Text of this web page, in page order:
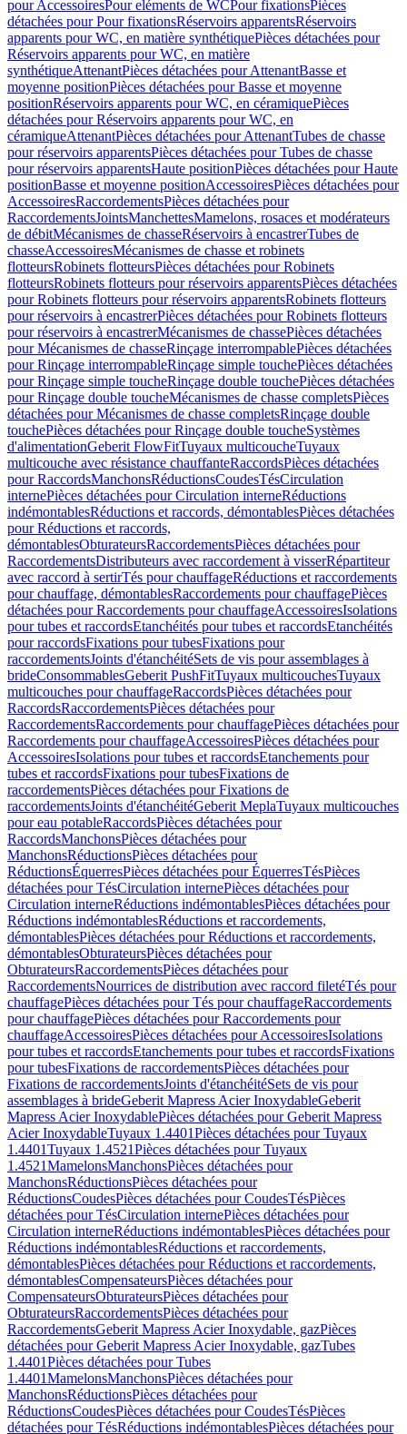
pour AccessoiresPour eléments de WCPour fixationsPièces
détachées pour Pour fixationsRéservoirs apparentsRéservoirs
apparents pour WC, en matière synthétiquePièces détachées pour
Réservoirs apparents pour WC, en matière
synthétiqueAttenantPièces détachées pour AttenantBasse et
moyenne positionPièces détachées pour Basse et moyenne
positionRéservoirs apparents pour WC, en céramiquePièces
détachées pour Réservoirs apparents pour WC, en
céramiqueAttenantPièces détachées pour AttenantTubes de chasse
pour réservoirs apparentsPièces détachées pour Tubes de chasse
pour réservoirs apparentsHaute positionPièces détachées pour Haute
positionBasse et moyenne positionAccessoiresPièces détachées pour
AccessoiresRaccordementsPièces détachées pour
RaccordementsJointsManchettesMamelons, rosaces et modérateurs
de débitMécanismes de chasseRéservoirs à encastrerTubes de
chasseAccessoiresMécanismes de chasse et robinets
flotteursRobinets flotteursPièces détachées pour Robinets
flotteursRobinets flotteurs pour réservoirs apparentsPièces détachées
pour Robinets flotteurs pour réservoirs apparentsRobinets flotteurs
pour réservoirs à encastrerPièces détachées pour Robinets flotteurs
pour réservoirs à encastrerMécanismes de chassePièces détachées
pour Mécanismes de chasseRinçage interrompablePièces détachées
pour Rinçage interrompableRinçage simple touchePièces détachées
pour Rinçage simple toucheRinçage double touchePièces détachées
pour Rinçage double toucheMécanismes de chasse completsPièces
détachées pour Mécanismes de chasse completsRinçage double
touchePièces détachées pour Rinçage double toucheSystèmes
d'alimentationGeberit FlowFitTuyaux multicoucheTuyaux
multicouche avec résistance chauffanteRaccordsPièces détachées
pour RaccordsManchonsRéductionsCoudesTésCirculation
internePièces détachées pour Circulation interneRéductions
indémontablesRéductions et raccords, démontablesPièces détachées
pour Réductions et raccords,
démontablesObturateursRaccordementsPièces détachées pour
RaccordementsDistributeurs avec raccordement à visserRépartiteur
avec raccord à sertirTés pour chauffageRéductions et raccordements
pour chauffage, démontablesRaccordements pour chauffagePièces
détachées pour Raccordements pour chauffageAccessoiresIsolations
pour tubes et raccordsEtanchéités pour tubes et raccordsEtanchéités
pour raccordsFixations pour tubesFixations pour
raccordementsJoints d'étanchéitéSets de vis pour assemblages à
brideConsommablesGeberit PushFitTuyaux multicouchesTuyaux
multicouches pour chauffageRaccordsPièces détachées pour
RaccordsRaccordementsPièces détachées pour
RaccordementsRaccordements pour chauffagePièces détachées pour
Raccordements pour chauffageAccessoiresPièces détachées pour
AccessoiresIsolations pour tubes et raccordsEtanchements pour
tubes et raccordsFixations pour tubesFixations de
raccordementsPièces détachées pour Fixations de
raccordementsJoints d'étanchéitéGeberit MeplaTuyaux multicouches
pour eau potableRaccordsPièces détachées pour
RaccordsManchonsPièces détachées pour
ManchonsRéductionsPièces détachées pour
RéductionsÉquerresPièces détachées pour ÉquerresTésPièces
détachées pour TésCirculation internePièces détachées pour
Circulation interneRéductions indémontablesPièces détachées pour
Réductions indémontablesRéductions et raccordements,
démontablesPièces détachées pour Réductions et raccordements,
démontablesObturateursPièces détachées pour
ObturateursRaccordementsPièces détachées pour
RaccordementsNourrices de distribution avec raccord filetéTés pour
chauffagePièces détachées pour Tés pour chauffageRaccordements
pour chauffagePièces détachées pour Raccordements pour
chauffageAccessoiresPièces détachées pour AccessoiresIsolations
pour tubes et raccordsEtanchements pour tubes et raccordsFixations
pour tubesFixations de raccordementsPièces détachées pour
Fixations de raccordementsJoints d'étanchéitéSets de vis pour
assemblages à brideGeberit Mapress Acier InoxydableGeberit
Mapress Acier InoxydablePièces détachées pour Geberit Mapress
Acier InoxydableTuyaux 1.4401Pièces détachées pour Tuyaux
1.4401Tuyaux 1.4521Pièces détachées pour Tuyaux
1.4521MamelonsManchonsPièces détachées pour
ManchonsRéductionsPièces détachées pour
RéductionsCoudesPièces détachées pour CoudesTésPièces
détachées pour TésCirculation internePièces détachées pour
Circulation interneRéductions indémontablesPièces détachées pour
Réductions indémontablesRéductions et raccordements,
démontablesPièces détachées pour Réductions et raccordements,
démontablesCompensateursPièces détachées pour
CompensateursObturateursPièces détachées pour
ObturateursRaccordementsPièces détachées pour
RaccordementsGeberit Mapress Acier Inoxydable, gazPièces
détachées pour Geberit Mapress Acier Inoxydable, gazTubes
1.4401Pièces détachées pour Tubes
1.4401MamelonsManchonsPièces détachées pour
ManchonsRéductionsPièces détachées pour
RéductionsCoudesPièces détachées pour CoudesTésPièces
détachées pour TésRéductions indémontablesPièces détachées pour